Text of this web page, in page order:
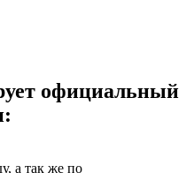
официальный
а так же по